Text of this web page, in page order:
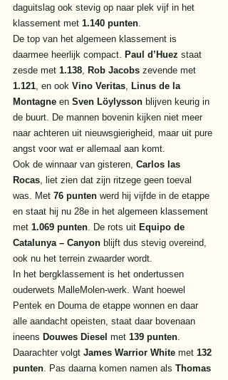
daguitslag ook stevig op naar plek vijf in het
klassement met 1.140 punten
De top van het algemeen klassement is
daarmee heerlijk compact.
Paul d’Huez staat
zesde met 1.138 Rob Jacobs zevende met
1.121 , en ook Vino Veritas
Linus de la
Montagne en Sven Löylysson blijven keurig in
de buurt. De mannen bovenin kijken niet meer
naar achteren uit nieuwsgierigheid, maar uit pure
angst voor wat er allemaal aan komt.
Ook de winnaar van gisteren, Carlos las
Rocas , liet zien dat zijn ritzege geen toeval
was. Met 76 punten werd hij vijfde in de etappe
en staat hij nu 28e in het algemeen klassement
met 1.069 punten . De rots uit Equipo de
Catalunya – Canyon blijft dus stevig overeind,
ook nu het terrein zwaarder wordt.
In het bergklassement is het ondertussen
ouderwets MalleMolen-werk. Want hoewel
Pentek en Douma de etappe wonnen en daar
alle aandacht opeisten, staat daar bovenaan
ineens Douwes Diesel met 139 punten
Daarachter volgt James Warrior White met 132
punten . Pas daarna komen namen als Thomas